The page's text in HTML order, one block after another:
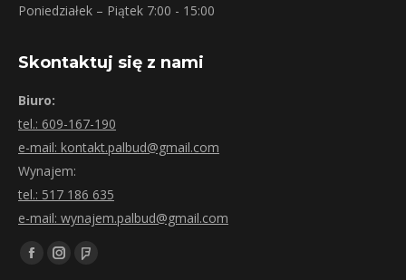
Poniedziałek – Piątek 7:00 - 15:00
Skontaktuj się z nami
Biuro:
tel.: 609-167-190
e-mail: kontakt.palbud@gmail.com
Wynajem:
tel.: 517 186 635
e-mail: wynajem.palbud@gmail.com
Znajdź nas na:
Facebook
InstagramFoursquare